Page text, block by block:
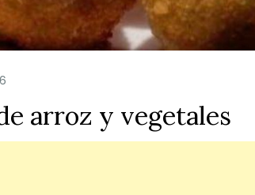
arroz y vegetales